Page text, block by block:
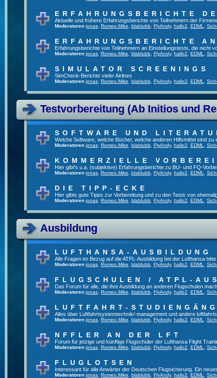
ERFAHRUNGSBERICHTE
Aktuelle und frühere Erfahrungsberichte von Teilnehmern der
Moderatoren jonas Romeo.Mike blablubb FlyAndy, hallo2 EDML
ERFAHRUNGSBERICHTE
Erfahrungsberichte von Teilnehmern an Einstellungstests, die nicht
Moderatoren jonas Romeo.Mike blablubb FlyAndy, hallo2 EDML
SIMULATOR SCREENINGS
SimCheck-Berichte vieler Airlines
Moderatoren jonas Romeo.Mike blablubb FlyAndy, hallo2 EDML
Testvorbereitung (Ab Initios und
SOFTWARE UND
Welche Software, welche Bücher, welche anderen Hilfsmittel sind zu
Moderatoren jonas Romeo.Mike blablubb FlyAndy, hallo2 EDML
KOMMERZIELLE
Hier gibt's u.a. (subjektive) Erfahrungsberichte zu BU- und FQ-
Moderatoren jonas Romeo.Mike blablubb FlyAndy, hallo2 EDML
DIE TIPP-ECKE
Hier gibts gute Tipps zur Vorbereitung und zu den Tests von
Moderatoren jonas Romeo.Mike blablubb FlyAndy, hallo2 EDML
Ausbildung
LUFTHANSA-AUSBILDUNG
Alle Fragen im Bezug auf die ATPL-Ausbildung bei der Lufthansa
Moderatoren jonas Romeo.Mike blablubb FlyAndy, hallo2 EDML
FLUGSCHULEN / ATPL-
Das Forum für alle, die ihre Ausbildung an anderen Flugschulen
Moderatoren jonas Romeo.Mike blablubb FlyAndy, hallo2 EDML
LUFTFAHRT-
Alles über Luftfahrtsystemtechnik/-management und andere
Moderatoren jonas Romeo.Mike blablubb FlyAndy, hallo2 EDML
NFFLER AN DER LFT
Forum für jetzige und künftige Flugschüler der Lufthansa Flight
Moderatoren jonas Romeo.Mike blablubb FlyAndy, hallo2 EDML
FLUGLOTSEN
Interessant für alle Anwärter der Deutschen Flugsicherung. Ein
Moderatoren jonas Romeo.Mike blablubb FlyAndy, hallo2 EDML